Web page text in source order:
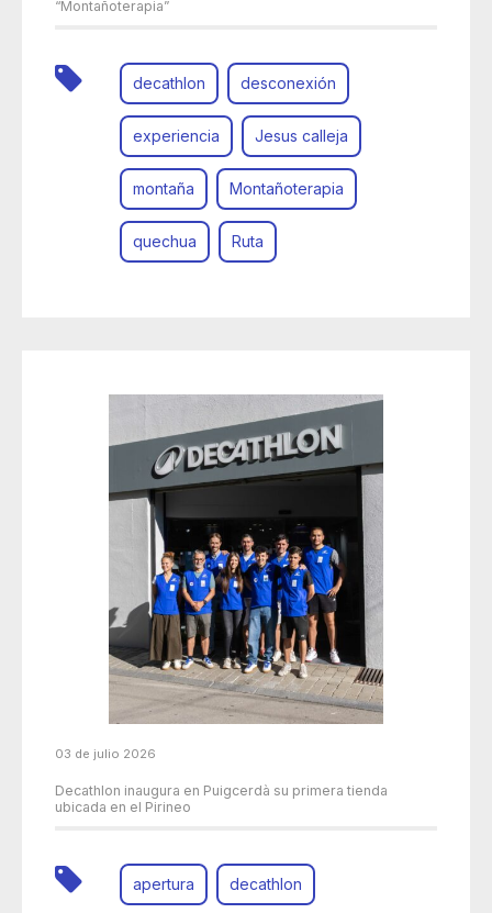
“Montañoterapia”
decathlon desconexión
experiencia Jesus calleja
montaña Montañoterapia
quechua Ruta
03 de julio 2026
Decathlon inaugura en Puigcerdà su primera tienda
ubicada en el Pirineo
apertura decathlon